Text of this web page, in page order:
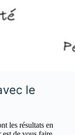
le
les résultats en